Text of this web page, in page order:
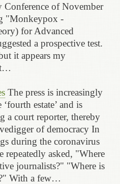
of November
"Monkeypox -
for Advanced
a prospective test.
it appears my
The press is increasingly
estate’ and is
a court reporter, thereby
of democracy In
during the coronavirus
repeatedly asked, "Where
journalists?" "Where is
With a few…